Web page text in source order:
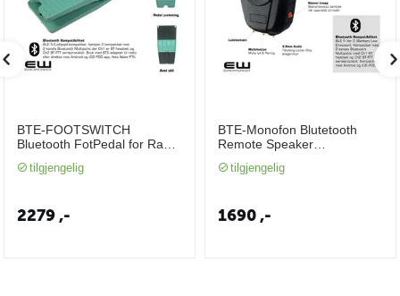
BTE-FOOTSWITCH
Bluetooth FotPedal for Radio
tilgjengelig
2279,-
BTE-Monofon Blutetooth
Remote Speaker
PTX)
tilgjengelig
1690,-